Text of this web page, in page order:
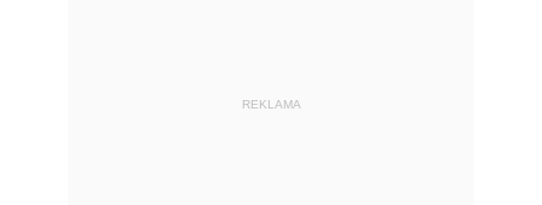
REKLAMA